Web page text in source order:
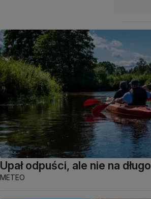
Upał odpuści, ale nie na długo
METEO